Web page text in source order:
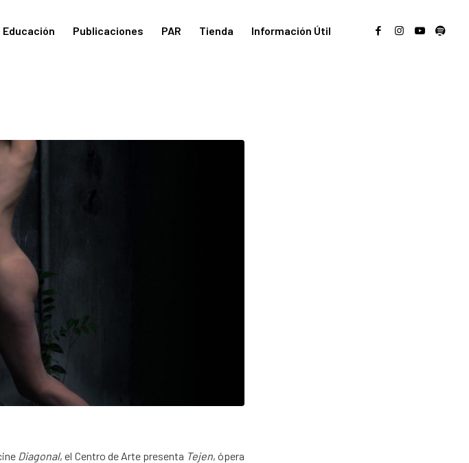
Educación Publicaciones PAR Tienda Información Útil
Diagonal, el Centro de Arte presenta Tejen, ópera